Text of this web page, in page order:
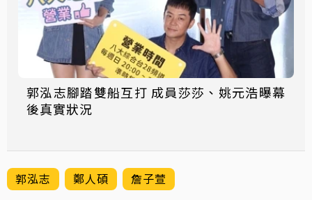
郭泓志腳踏雙船互打 成員莎莎、姚元浩曝幕
後真實狀況
郭泓志 鄭人碩 詹子萱